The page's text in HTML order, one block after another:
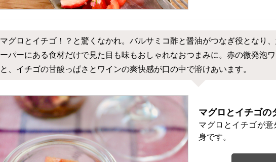
マグロとイチゴ！？と驚くなかれ。バルサミコ酢と醤油がつなぎ役となり
ーパーにある食材だけで見た目も味もおしゃれなおつまみに。赤の微発泡
と、イチゴの甘酸っぱさとワインの爽快感が口の中で溶けあいます。
マグロとイチゴの
マグロとイチゴが
身です。